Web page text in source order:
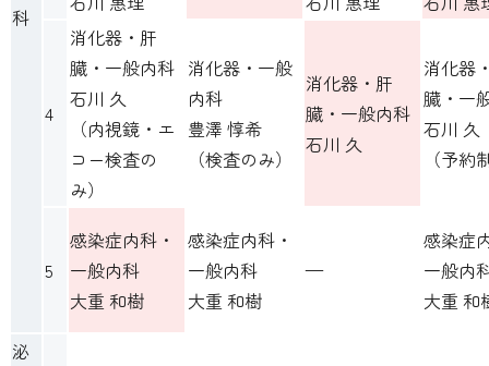
科
4
消化器・肝
臓・一般内科
石川 久
（内視鏡・エ
コー検査の
み）
消化器・一般
内科
豊澤 惇希
（検査のみ）
消化器・肝
臓・一般内科
石川 久
消化器
臓・一
石川 久
（予約
5
感染症内科・
一般内科
大重 和樹
感染症内科・
一般内科
大重 和樹
—
感染症
一般内
大重 和
泌